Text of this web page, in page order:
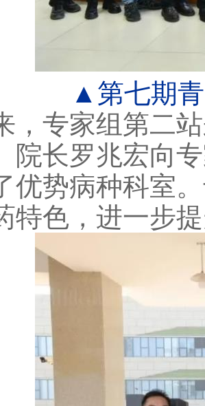
▲第七期
，专家组第二
院长罗兆宏向
优势病种科室
特色，进一步